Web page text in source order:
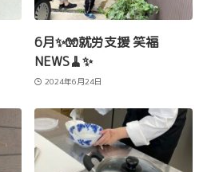
6月✨🧤就労支援 笑福
NEWS🧹✨
2024年6月24日